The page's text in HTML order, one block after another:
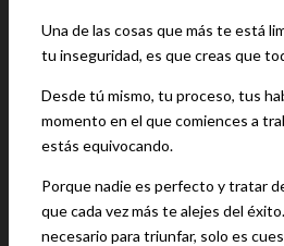
Una de las cosas que más te está
tu inseguridad, es que creas que
Desde tú mismo, tu proceso, tus
momento en el que comiences a
estás equivocando.
Porque nadie es perfecto y tratar
que cada vez más te alejes del
necesario para triunfar, solo es